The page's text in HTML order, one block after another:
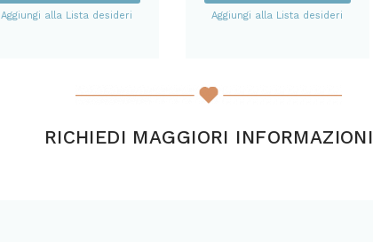
Aggiungi alla Lista desideri Aggiungi alla Lista desideri
RICHIEDI MAGGIORI INFORMAZIONI